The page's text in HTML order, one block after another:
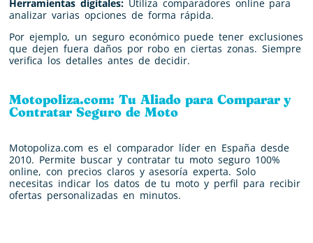
Herramientas digitales:Utiliza comparadores online para
analizar varias opciones de forma rápida.
Por ejemplo, un seguro económico puede tener exclusiones
que dejen fuera daños por robo en ciertas zonas. Siempre
verifica los detalles antes de decidir.
Motopoliza.com: Tu Aliado para Comparar y
Contratar Seguro de Moto
Motopoliza.com es el comparador líder en España desde
2010. Permite buscar y contratar tu moto seguro 100%
online, con precios claros y asesoría experta. Solo
necesitas indicar los datos de tu moto y perfil para recibir
ofertas personalizadas en minutos.